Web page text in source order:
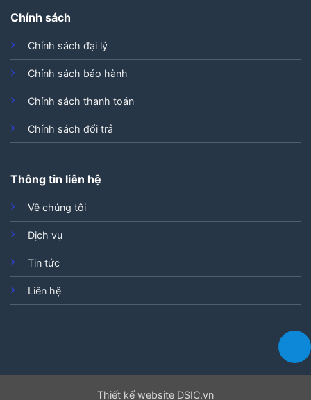
Chính sách
Chính sách đại lý
Chính sách bảo hành
Chính sách thanh toán
Chính sách đổi trả
Thông tin liên hệ
Về chúng tôi
Dịch vụ
Tin tức
Liên hệ
Thiết kế website DSIC.vn